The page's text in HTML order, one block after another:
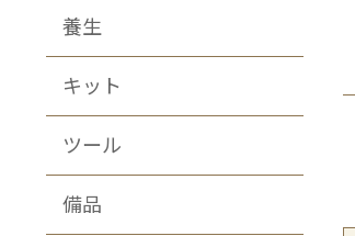
養生
キット
ツール
備品